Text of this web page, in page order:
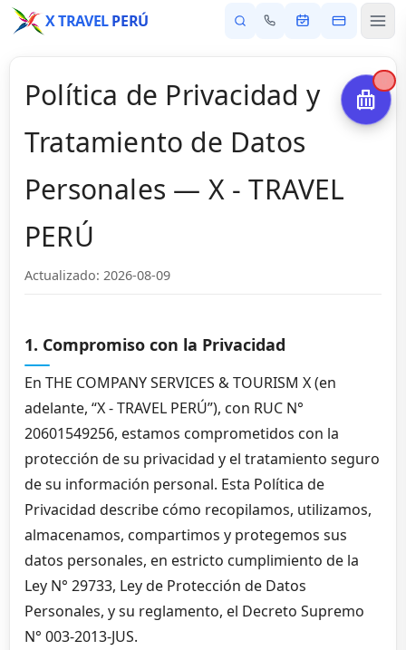
X TRAVELPERÚ
Política de Privacidad y
Tratamiento de Datos
Personales — X - TRAVEL
PERÚ
Actualizado: 2026-08-09
1. Compromiso con la Privacidad
En THE COMPANY SERVICES & TOURISM X (en
adelante, “X - TRAVEL PERÚ”), con RUC N°
20601549256, estamos comprometidos con la
protección de su privacidad y el tratamiento seguro
de su información personal. Esta Política de
Privacidad describe cómo recopilamos, utilizamos,
almacenamos, compartimos y protegemos sus
datos personales, en estricto cumplimiento de la
Ley N° 29733, Ley de Protección de Datos
Personales, y su reglamento, el Decreto Supremo
N° 003-2013-JUS.